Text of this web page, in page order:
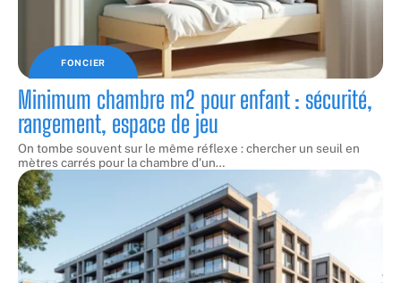
FONCIER
Minimum chambre m2 pour enfant : sécurité,
rangement, espace de jeu
On tombe souvent sur le même réflexe : chercher un seuil en
mètres carrés pour la chambre d'un…